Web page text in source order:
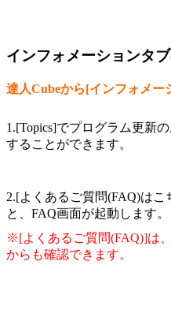
インフォメーションタ
達人Cubeから[インフォメー
1.[Topics]でプログラム更新
することができます。
2.[よくあるご質問(FAQ)は
と、FAQ画面が起動します。
※[よくあるご質問(FAQ)]は
からも確認できます。